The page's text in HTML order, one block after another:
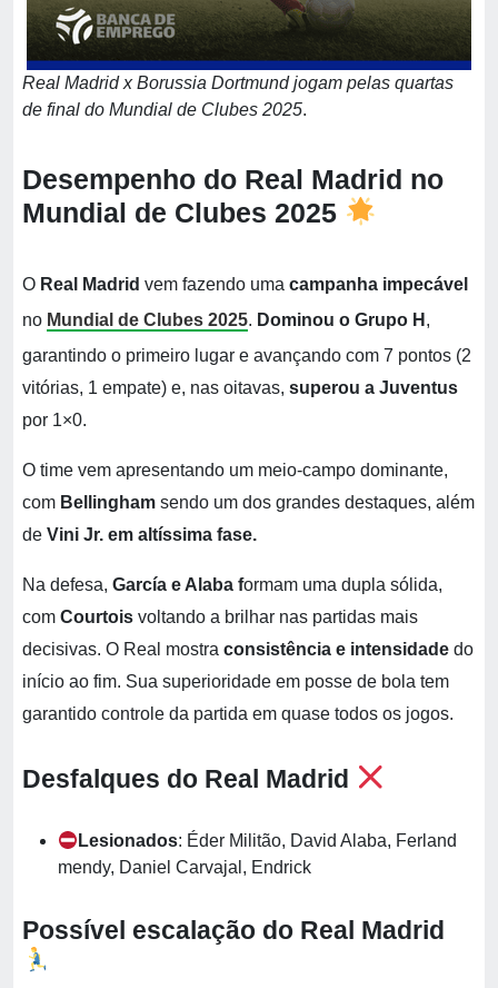
Real Madrid x Borussia Dortmund jogam pelas quartas
de final do Mundial de Clubes 2025.
Desempenho do Real Madrid no
Mundial de Clubes 2025
O Real Madrid vem fazendo uma campanha impecável
no Mundial de Clubes 2025. Dominou o Grupo H ,
garantindo o primeiro lugar e avançando com 7 pontos (2
vitórias, 1 empate) e, nas oitavas, superou a Juventus
por 1×0.
O time vem apresentando um meio-campo dominante,
com Bellingham sendo um dos grandes destaques, além
de Vini Jr. em altíssima fase.
Na defesa, García e Alaba formam uma dupla sólida,
com Courtois voltando a brilhar nas partidas mais
decisivas. O Real mostra consistência e intensidade do
início ao fim. Sua superioridade em posse de bola tem
garantido controle da partida em quase todos os jogos.
Desfalques do Real Madrid
Lesionados: Éder Militão, David Alaba, Ferland
mendy, Daniel Carvajal, Endrick
Possível escalação do Real Madrid